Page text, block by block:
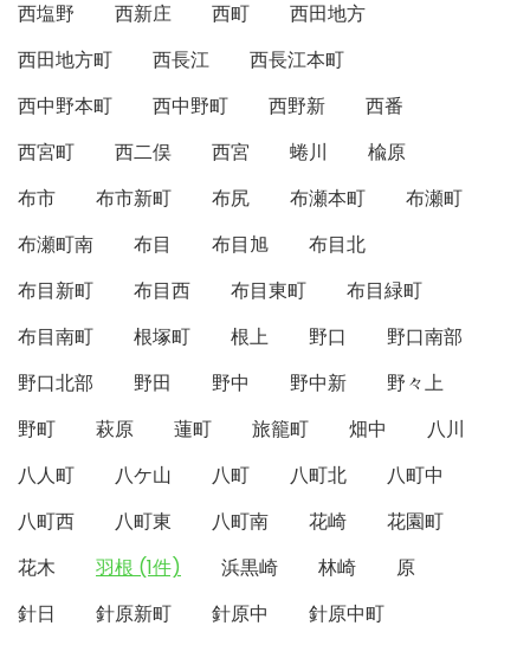
西塩野
西新庄 西町
西田地方
西田地方町
西長江
西長江本町
西中野本町
西中野町 西野新
西番
西宮町
西二俣 西宮 蜷川
楡原
布市
布市新町 布尻 布瀬本町
布瀬町
布瀬町南
布目 布目旭
布目北
布目新町
布目西 布目東町
布目緑町
布目南町
根塚町 根上 野口
野口南部
野口北部
野田 野中 野中新
野々上
野町
萩原 蓮町 旅籠町 畑中
八川
八人町
八ケ山 八町 八町北
八町中
八町西
八町東 八町南 花崎
花園町
花木
羽根 (1件) 浜黒崎 林崎
原
針日
針原新町 針原中 針原中町